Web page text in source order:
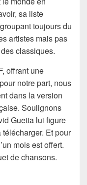
sa liste
toujours du
artistes mais pas
classiques.
offrant une
notre part, nous
dans la version
Soulignons
Guetta lui figure
Et pour
mois est offert.
de chansons.